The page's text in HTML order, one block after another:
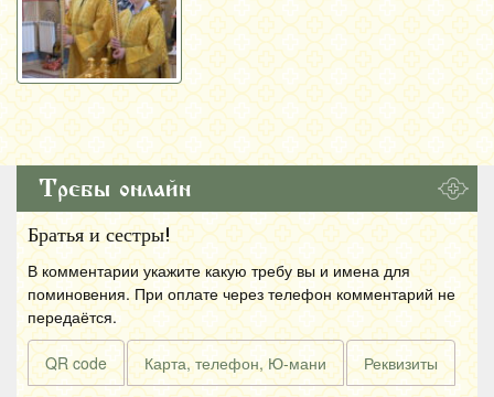
Требы онлайн
Братья и сестры!
В комментарии укажите какую требу вы и имена для
поминовения. При оплате через телефон комментарий не
передаётся.
QR code Карта, телефон, Ю-мани Реквизиты